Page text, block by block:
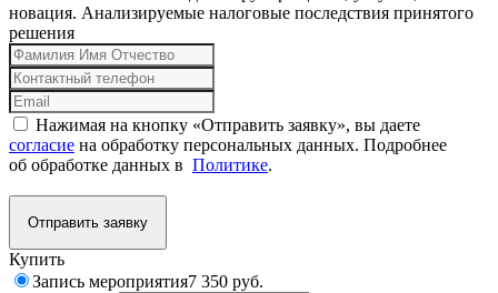
новация. Анализируемые налоговые последствия принятого
решения
Нажимая на кнопку «Отправить заявку», вы даете
согласие на обработку персональных данных. Подробнее
об обработке данных в Политике.
Отправить заявку
Купить
Запись мероприятия7 350 руб.